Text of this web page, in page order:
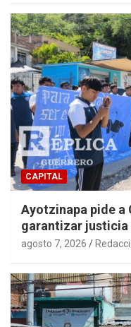
CAPITAL
Ayotzinapa pide a
garantizar justicia
agosto 7, 2026